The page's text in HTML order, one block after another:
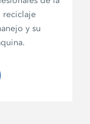
reciclaje
y su